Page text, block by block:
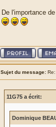
De l'importance
Sujet du message:
11G75 a écrit:
Dominique